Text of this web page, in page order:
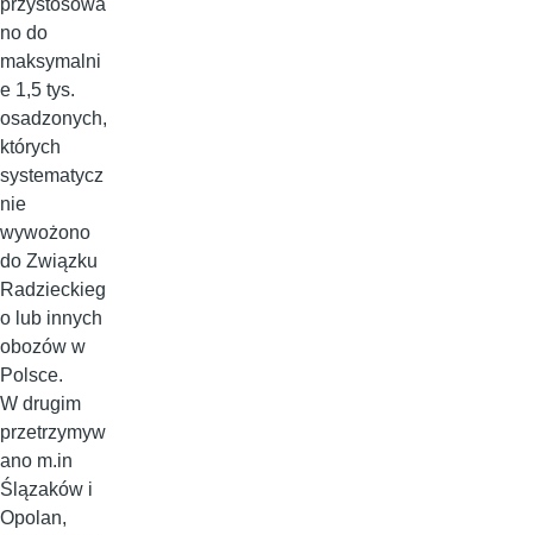
przystosowa
no do
maksymalni
e 1,5 tys.
osadzonych,
których
systematycz
nie
wywożono
do Związku
Radzieckieg
o lub innych
obozów w
Polsce.
W drugim
przetrzymyw
ano m.in
Ślązaków i
Opolan,